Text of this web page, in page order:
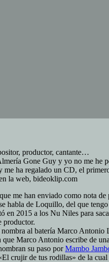
productor, cantante…
Gone Guy y yo no me he
me ha regalado un CD, el
la web, bideoklip.com
me han enviado como nota de
habla de Loquillo, del que
en 2015 a los Nu Niles para
productor.
al batería Marco Antonio
que Marco Antonio escribe de
su paso porMambo
crujir de tus rodillas» de la